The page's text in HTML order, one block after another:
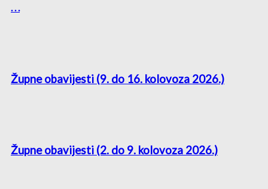
. . .
Župne obavijesti (9. do 16. kolovoza 2026.)
Župne obavijesti (2. do 9. kolovoza 2026.)